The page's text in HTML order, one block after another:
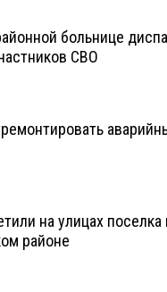
больнице
СВО
на улицах поселка
районе